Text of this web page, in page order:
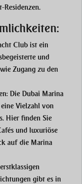
Residenzen.
Club ist ein
und
Zugang zu den
Die Dubai Marina
Vielzahl von
Hier finden Sie
und luxuriöse
auf die Marina
gibt es in